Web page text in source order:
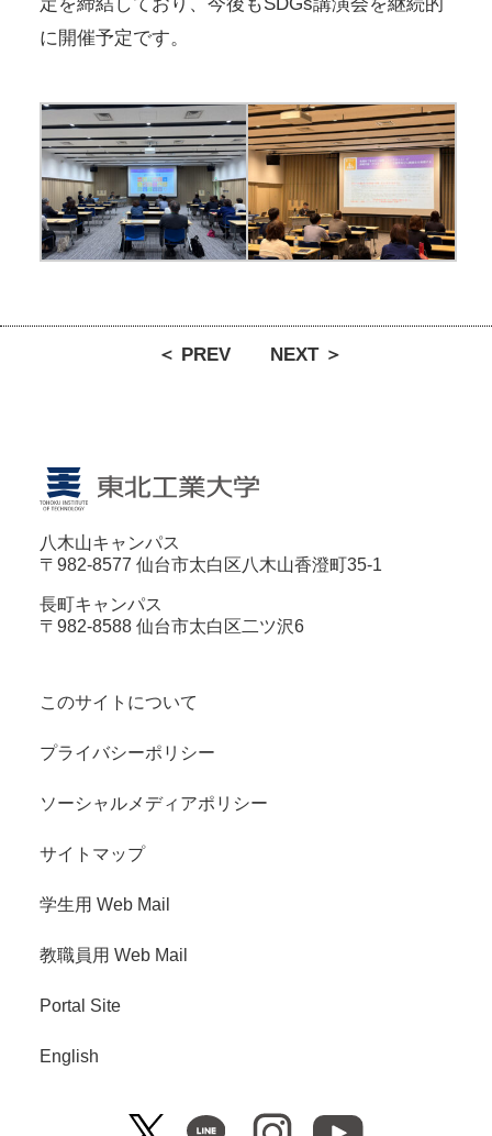
に開催予定です。
＜ PREV NEXT ＞
八木山キャンパス
〒982-8577 仙台市太白区八木山香澄町35-1
長町キャンパス
〒982-8588 仙台市太白区二ツ沢6
このサイトについて
プライバシーポリシー
ソーシャルメディアポリシー
サイトマップ
学生用 Web Mail
教職員用 Web Mail
Portal Site
English